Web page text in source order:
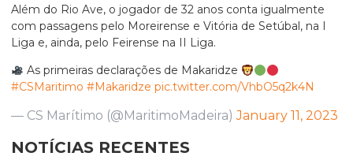
Além do Rio Ave, o jogador de 32 anos conta igualmente
com passagens pelo Moreirense e Vitória de Setúbal, na I
Liga e, ainda, pelo Feirense na II Liga.
As primeiras declarações de Makaridze
#CSMaritimo #Makaridze pic.twitter.com/VhbO5q2k4N
— CS Marítimo (@MaritimoMadeira)January 11, 2023
NOTÍCIAS RECENTES